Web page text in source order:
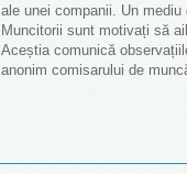
ale unei companii. Un
Muncitorii sunt motivați să
Aceștia comunică
anonim comisarului de